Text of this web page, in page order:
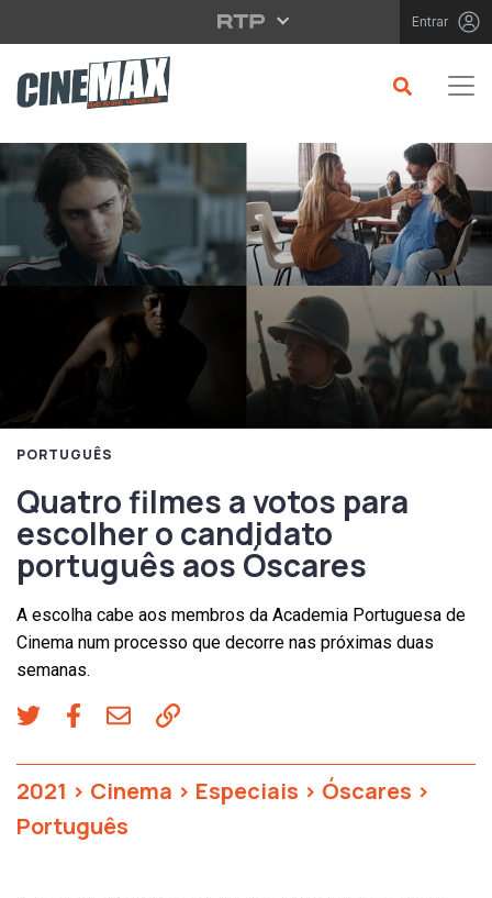
Saltar para o conteúdo principal Entrar
PORTUGUÊS
Quatro filmes a votos para
escolher o candidato
português aos Óscares
A escolha cabe aos membros da Academia Portuguesa de
Cinema num processo que decorre nas próximas duas
semanas.
2021 > Cinema > Especiais > Óscares >
Português